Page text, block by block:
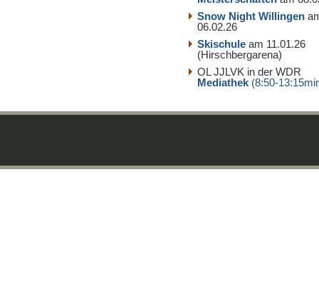
Snow Night Willingen
06.02.26
Skischule am 11.01.26
(Hirschbergarena)
OL JJLVK in der WDR
Mediathek (8:50-